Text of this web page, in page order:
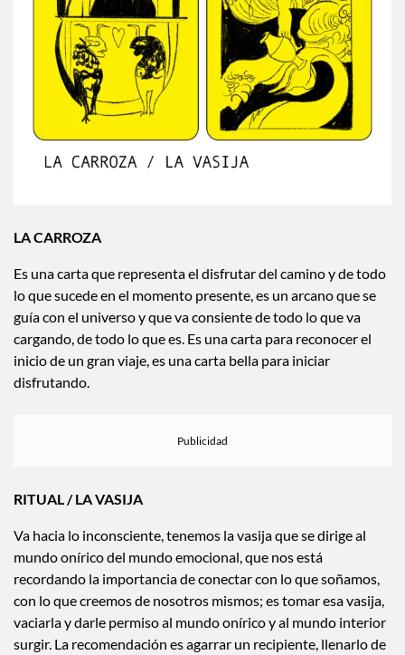
LA CARROZA
Es una carta que representa el disfrutar del camino y de todo
lo que sucede en el momento presente, es un arcano que se
guía con el universo y que va consiente de todo lo que va
cargando, de todo lo que es. Es una carta para reconocer el
inicio de un gran viaje, es una carta bella para iniciar
disfrutando.
RITUAL / LA VASIJA
Va hacia lo inconsciente, tenemos la vasija que se dirige al
mundo onírico del mundo emocional, que nos está
recordando la importancia de conectar con lo que soñamos,
con lo que creemos de nosotros mismos; es tomar esa vasija,
vaciarla y darle permiso al mundo onírico y al mundo interior
surgir. La recomendación es agarrar un recipiente, llenarlo de